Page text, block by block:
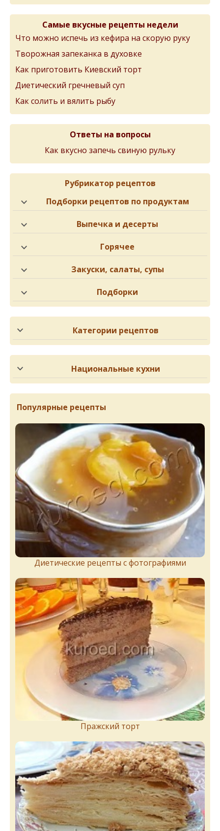
Самые вкусные рецепты недели
Что можно испечь из кефира на скорую руку
Творожная запеканка в духовке
Как приготовить Киевский торт
Диетический гречневый суп
Как солить и вялить рыбу
Ответы на вопросы
Как вкусно запечь свиную рульку
Рубрикатор рецептов
Подборки рецептов по продуктам
Выпечка и десерты
Горячее
Закуски, салаты, супы
Подборки
Категории рецептов
Национальные кухни
Популярные рецепты
Диетические рецепты с фотографиями
Пражский торт